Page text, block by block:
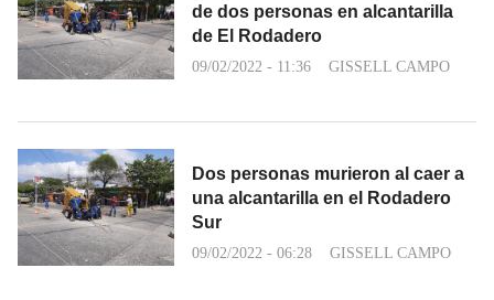
de dos personas en alcantarilla
de El Rodadero
09/02/2022 - 11:36 GISSELL CAMPO
Dos personas murieron al caer a
una alcantarilla en el Rodadero
Sur
09/02/2022 - 06:28 GISSELL CAMPO